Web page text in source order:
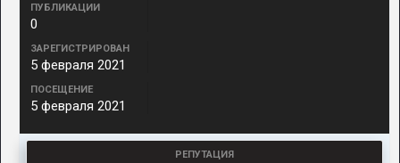
ПУБЛИКАЦИИ
0
ЗАРЕГИСТРИРОВАН
5 февраля 2021
ПОСЕЩЕНИЕ
5 февраля 2021
РЕПУТАЦИЯ